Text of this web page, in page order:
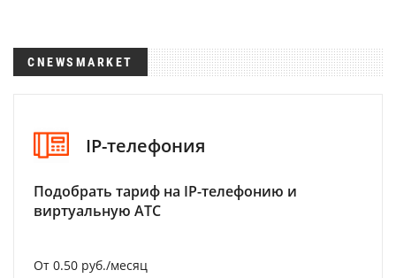
CNEWSMARKET
IP-телефония
Подобрать тариф на IP-телефонию и
виртуальную АТС
От 0.50 руб./месяц